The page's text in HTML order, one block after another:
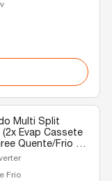
Multi Split
(2x Evap Cassete
Quente/Frio R-
Frio